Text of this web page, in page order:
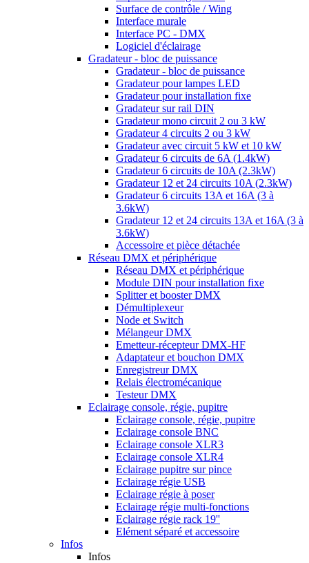
Surface de contrôle / Wing
Interface murale
Interface PC - DMX
Logiciel d'éclairage
Gradateur - bloc de puissance
Gradateur - bloc de puissance
Gradateur pour lampes LED
Gradateur pour installation fixe
Gradateur sur rail DIN
Gradateur mono circuit 2 ou 3 kW
Gradateur 4 circuits 2 ou 3 kW
Gradateur avec circuit 5 kW et 10 kW
Gradateur 6 circuits de 6A (1.4kW)
Gradateur 6 circuits de 10A (2.3kW)
Gradateur 12 et 24 circuits 10A (2.3kW)
Gradateur 6 circuits 13A et 16A (3 à
3.6kW)
Gradateur 12 et 24 circuits 13A et 16A (3 à
3.6kW)
Accessoire et pièce détachée
Réseau DMX et périphérique
Réseau DMX et périphérique
Module DIN pour installation fixe
Splitter et booster DMX
Démultiplexeur
Node et Switch
Mélangeur DMX
Emetteur-récepteur DMX-HF
Adaptateur et bouchon DMX
Enregistreur DMX
Relais électromécanique
Testeur DMX
Eclairage console, régie, pupitre
Eclairage console, régie, pupitre
Eclairage console BNC
Eclairage console XLR3
Eclairage console XLR4
Eclairage pupitre sur pince
Eclairage régie USB
Eclairage régie à poser
Eclairage régie multi-fonctions
Eclairage régie rack 19''
Elément séparé et accessoire
Infos
Infos